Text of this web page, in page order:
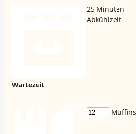
Wartezeit
25 Minuten
Abkühlzeit
Muffins